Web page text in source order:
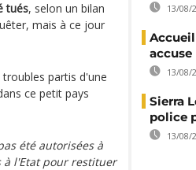
tués, selon un bilan
mais à ce jour
partis d'une
ce petit pays
été autorisées à
à l'Etat pour restituer
13/08/
13/08/
Sierra
police
13/08/